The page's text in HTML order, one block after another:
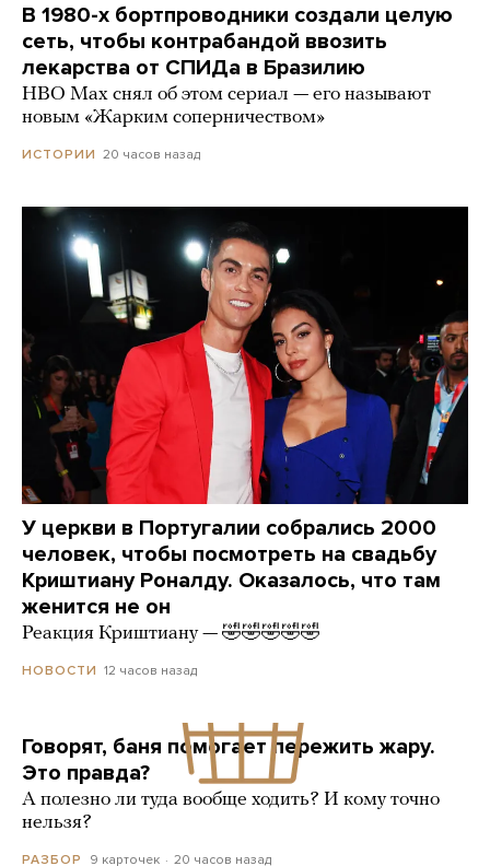
В 1980-х бортпроводники создали целую
сеть, чтобы контрабандой ввозить
лекарства от СПИДа в Бразилию
HBO Max снял об этом сериал — его называют
новым «Жарким соперничеством»
ИСТОРИИ 20 часов назад
У церкви в Португалии собрались 2000
человек, чтобы посмотреть на свадьбу
Криштиану Роналду. Оказалось, что там
женится не он
Реакция Криштиану — 🤣🤣🤣🤣🤣
НОВОСТИ 12 часов назад
Говорят, баня помогает пережить жару.
Это правда?
А полезно ли туда вообще ходить? И кому точно
нельзя?
РАЗБОР 9 карточек 20 часов назад